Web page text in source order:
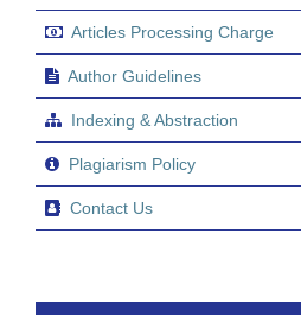
Articles Processing Charge
Author Guidelines
Indexing & Abstraction
Plagiarism Policy
Contact Us